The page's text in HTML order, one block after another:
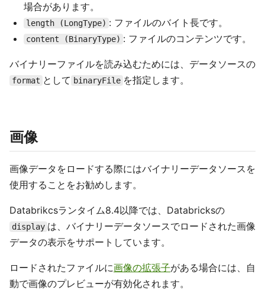
場合があります。
length (LongType) : ファイルのバイト長です。
content (BinaryType) : ファイルのコンテンツです。
バイナリーファイルを読み込むためには、データソースの
format として binaryFile を指定します。
画像
画像データをロードする際にはバイナリーデータソースを
使用することをお勧めします。
Databrikcsランタイム8.4以降では、Databricksの
display は、バイナリーデータソースでロードされた画像
データの表示をサポートしています。
ロードされたファイルに画像の拡張子がある場合には、自
動で画像のプレビューが有効化されます。